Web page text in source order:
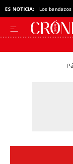
ES NOTICIA: Los